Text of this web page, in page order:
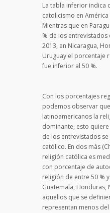
La tabla inferior indica
catolicismo en
Mientras que en
% de los
2013, en Nicaragua,
Uruguay el porcentaje
fue inferior al 50 %.
Con los porcentajes
podemos observar
latinoamericanos la
dominante, esto
de los entrevistados
católico. En dos más
religión católica es
con porcentaje de
religión de entre 50 %
Guatemala, Honduras,
aquellos que se
representan menos